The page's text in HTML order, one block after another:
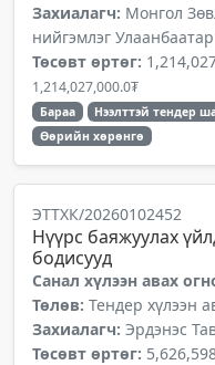
Захиалагч: Монгол
нийгэмлэг
Төсөвт өртөг:
1,214,027,000.0₮
Бараа
Нээлттэй тендер
Өөрийн хөрөнгө
ЭТТХК/20260102452
Нүүрс баяжуулах
бодисууд
Санал хүлээн авах
Төлөв: Тендер хүлээн
Захиалагч: Эрдэнэс
Төсөвт өртөг: